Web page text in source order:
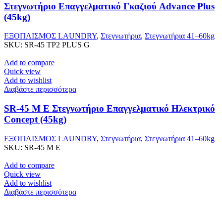
Στεγνωτήριο Επαγγελματικό Γκαζιού Advance Plus
(45kg)
ΕΞΟΠΛΙΣΜΟΣ LAUNDRY, Στεγνωτήρια, Στεγνωτήρια 41–60kg
SKU: SR-45 TP2 PLUS G
Add to compare
Quick view
Add to wishlist
Διαβάστε περισσότερα
SR-45 M E Στεγνωτήριο Επαγγελματικό Ηλεκτρικό
Concept (45kg)
ΕΞΟΠΛΙΣΜΟΣ LAUNDRY, Στεγνωτήρια, Στεγνωτήρια 41–60kg
SKU: SR-45 M E
Add to compare
Quick view
Add to wishlist
Διαβάστε περισσότερα